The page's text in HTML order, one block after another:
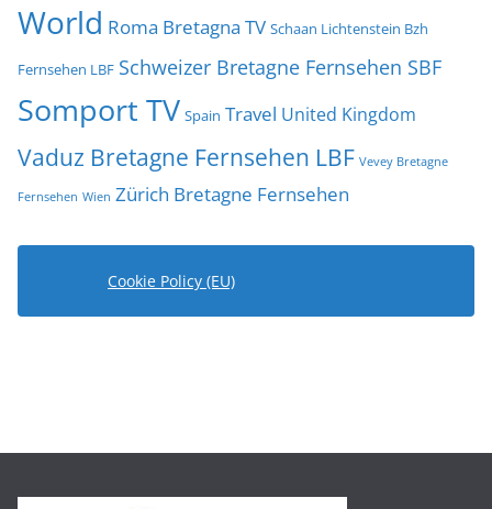
World Roma Bretagna TV Schaan Lichtenstein Bzh
Fernsehen LBF Schweizer Bretagne Fernsehen SBF
Somport TV Spain Travel United Kingdom
Vaduz Bretagne Fernsehen LBF Vevey Bretagne
Fernsehen Wien Zürich Bretagne Fernsehen
Cookie Policy (EU)